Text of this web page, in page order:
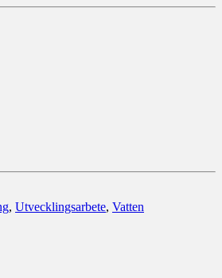
, Utvecklingsarbete, Vatten